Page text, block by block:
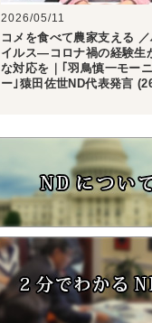
2026/05/11
コメを食べて農家支える
イルス―コロナ禍の経験生
な対応を｜｢羽鳥慎一モー
ー｣猿田佐世ND代表発言